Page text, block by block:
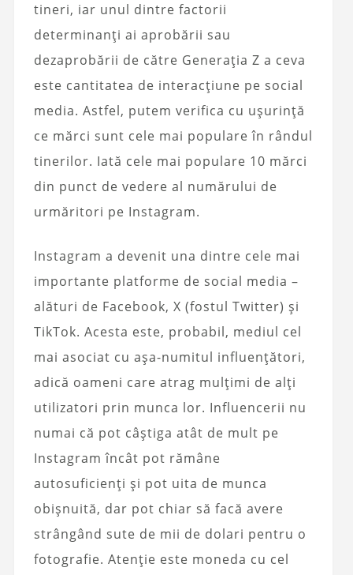
tineri, iar unul dintre factorii
determinanți ai aprobării sau
dezaprobării de către Generația Z a ceva
este cantitatea de interacțiune pe social
media. Astfel, putem verifica cu ușurință
ce mărci sunt cele mai populare în rândul
tinerilor. Iată cele mai populare 10 mărci
din punct de vedere al numărului de
urmăritori pe Instagram.
Instagram a devenit una dintre cele mai
importante platforme de social media –
alături de Facebook, X (fostul Twitter) și
TikTok. Acesta este, probabil, mediul cel
mai asociat cu așa-numitul influențători,
adică oameni care atrag mulțimi de alți
utilizatori prin munca lor. Influencerii nu
numai că pot câștiga atât de mult pe
Instagram încât pot rămâne
autosuficienți și pot uita de munca
obișnuită, dar pot chiar să facă avere
strângând sute de mii de dolari pentru o
fotografie. Atenție este moneda cu cel